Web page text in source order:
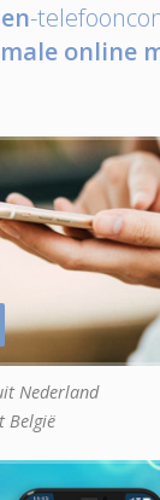
-
online
Nederland
België